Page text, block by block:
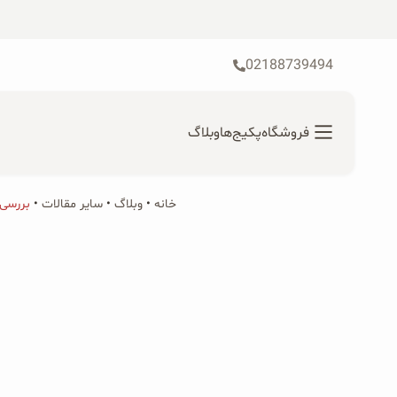
02188739494
فروشگاهپکیج‌هاوبلاگ
محصولات ارگانیک
خانه • وبلاگ • سایر مقالات •